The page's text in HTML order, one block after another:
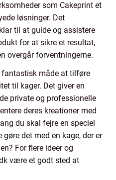
som Cakeprint et
løsninger. Det
til at guide og assistere
for at sikre et resultat,
overgår forventningerne.
fantastisk måde at tilføre
til kager. Det giver en
private og professionelle
deres kreationer med
du skal fejre en speciel
det med en kage, der er
For flere ideer og
være et godt sted at